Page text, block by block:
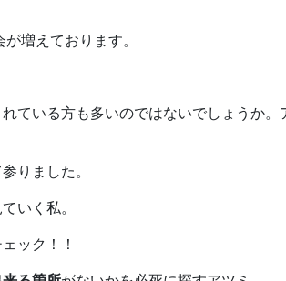
増えております。
いる方も多いのではないでしょうか。
りました。
いく私。
ック！！